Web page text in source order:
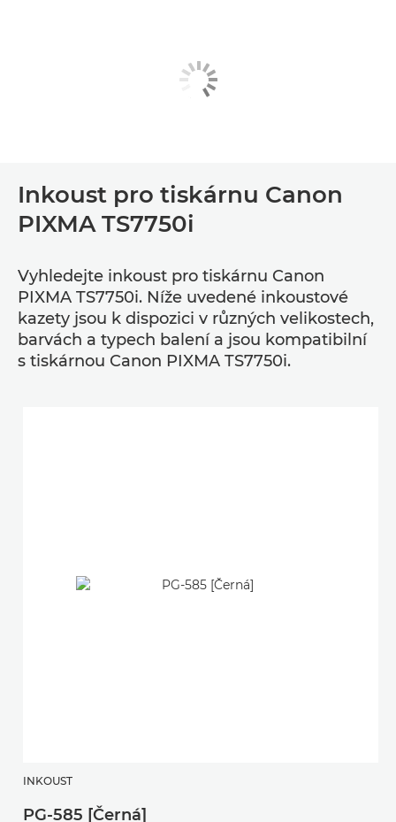
Inkoust pro tiskárnu Canon
PIXMA TS7750i
Vyhledejte inkoust pro tiskárnu Canon
PIXMA TS7750i. Níže uvedené inkoustové
kazety jsou k dispozici v různých velikostech,
barvách a typech balení a jsou kompatibilní
s tiskárnou Canon PIXMA TS7750i.
INKOUST
PG-585 [Černá]